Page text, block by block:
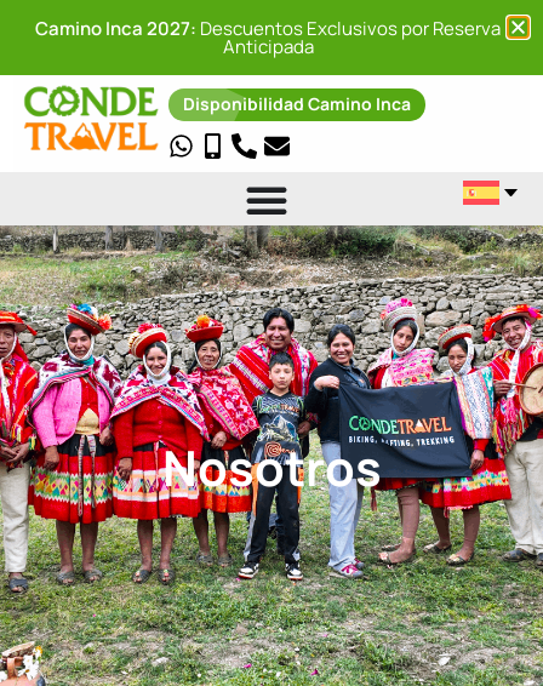
Disponibilidad Camino Inca
Nosotros
Camino Inca 2027: Descuentos Exclusivos por Reserva
Anticipada